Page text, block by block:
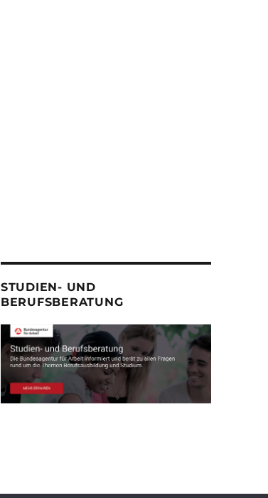
STUDIEN- UND
BERUFSBERATUNG